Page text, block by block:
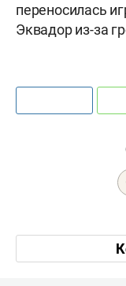
переносилась
Эквадор из-за